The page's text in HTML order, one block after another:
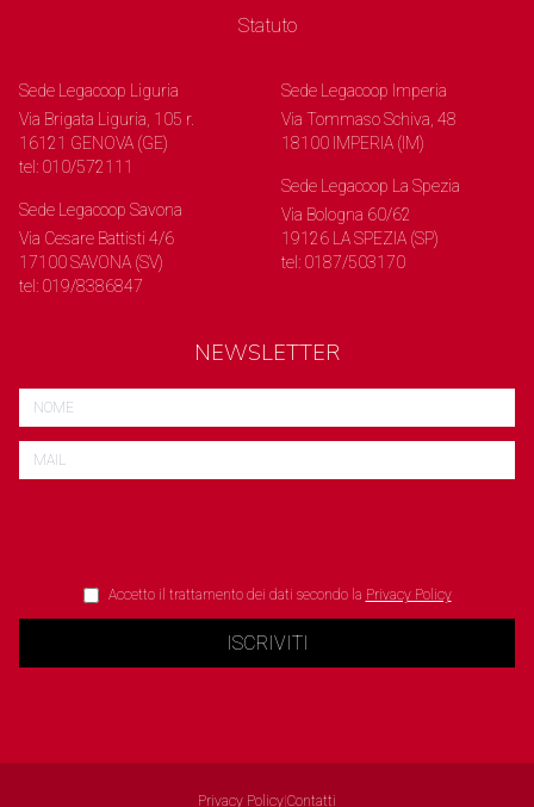
Statuto
Sede Legacoop Liguria
Via Brigata Liguria, 105 r.
16121 GENOVA (GE)
tel: 010/572111
Sede Legacoop Savona
Via Cesare Battisti 4/6
17100 SAVONA (SV)
tel: 019/8386847
Sede Legacoop Imperia
Via Tommaso Schiva, 48
18100 IMPERIA (IM)
Sede Legacoop La Spezia
Via Bologna 60/62
19126 LA SPEZIA (SP)
tel: 0187/503170
NEWSLETTER
Accetto il trattamento dei dati secondo la Privacy Policy
ISCRIVITI
Privacy Policy Contatti